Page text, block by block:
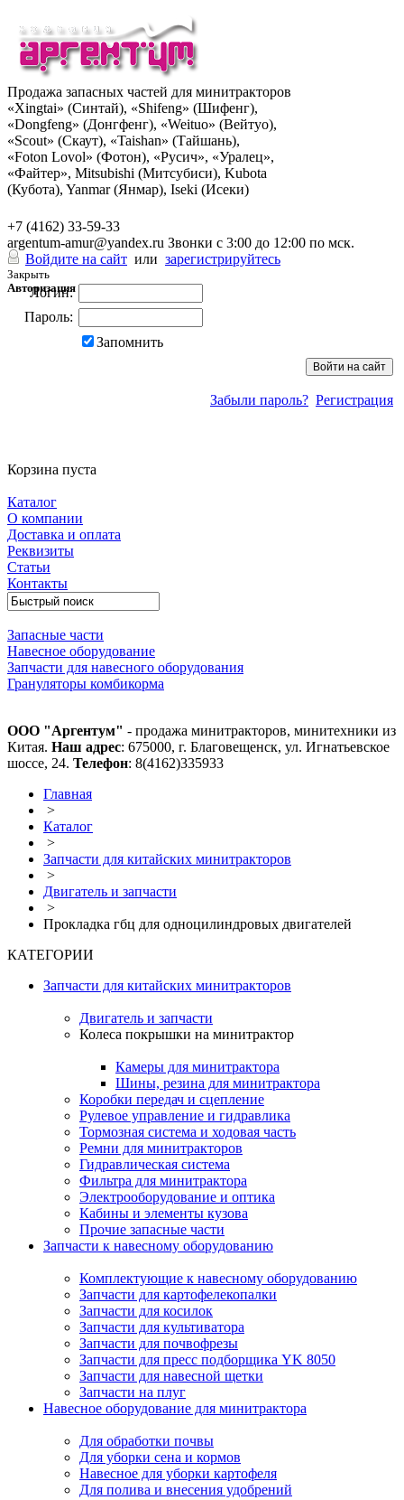
Продажа запасных частей для минитракторов
«Xingtai» (Синтай), «Shifeng» (Шифенг),
«Dongfeng» (Донгфенг), «Weituo» (Вейтуо),
«Scout» (Скаут), «Taishan» (Тайшань),
«Foton Lovol» (Фотон), «Русич», «Уралец»,
«Файтер», Mitsubishi (Митсубиси), Kubota
(Кубота), Yanmar (Янмар), Iseki (Исеки)
+7 (4162) 33-59-33
argentum-amur@yandex.ru Звонки с 3:00 до 12:00 по мск.
Войдите на сайт или зарегистрируйтесь
Закрыть
Авторизация
Логин:
Пароль:
Запомнить
Забыли пароль? Регистрация
Корзина пуста
Каталог
О компании
Доставка и оплата
Реквизиты
Статьи
Контакты
Запасные части
Навесное оборудование
Запчасти для навесного оборудования
Грануляторы комбикорма
ООО "Аргентум" - продажа минитракторов, минитехники из
Китая. Наш адрес: 675000, г. Благовещенск, ул. Игнатьевское
шоссе, 24. Телефон: 8(4162)335933
Главная
>
Каталог
>
Запчасти для китайских минитракторов
>
Двигатель и запчасти
>
Прокладка гбц для одноцилиндровых двигателей
КАТЕГОРИИ
Запчасти для китайских минитракторов
Двигатель и запчасти
Колеса покрышки на минитрактор
Камеры для минитрактора
Шины, резина для минитрактора
Коробки передач и сцепление
Рулевое управление и гидравлика
Тормозная система и ходовая часть
Ремни для минитракторов
Гидравлическая система
Фильтра для минитрактора
Электрооборудование и оптика
Кабины и элементы кузова
Прочие запасные части
Запчасти к навесному оборудованию
Комплектующие к навесному оборудованию
Запчасти для картофелекопалки
Запчасти для косилок
Запчасти для культиватора
Запчасти для почвофрезы
Запчасти для пресс подборщика YK 8050
Запчасти для навесной щетки
Запчасти на плуг
Навесное оборудование для минитрактора
Для обработки почвы
Для уборки сена и кормов
Навесное для уборки картофеля
Для полива и внесения удобрений